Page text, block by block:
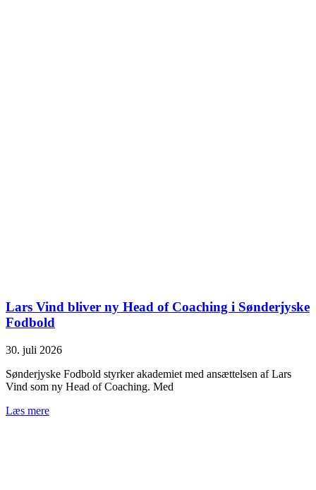
Lars Vind bliver ny Head of Coaching i Sønderjyske
Fodbold
30. juli 2026
Sønderjyske Fodbold styrker akademiet med ansættelsen af Lars
Vind som ny Head of Coaching. Med
Læs mere